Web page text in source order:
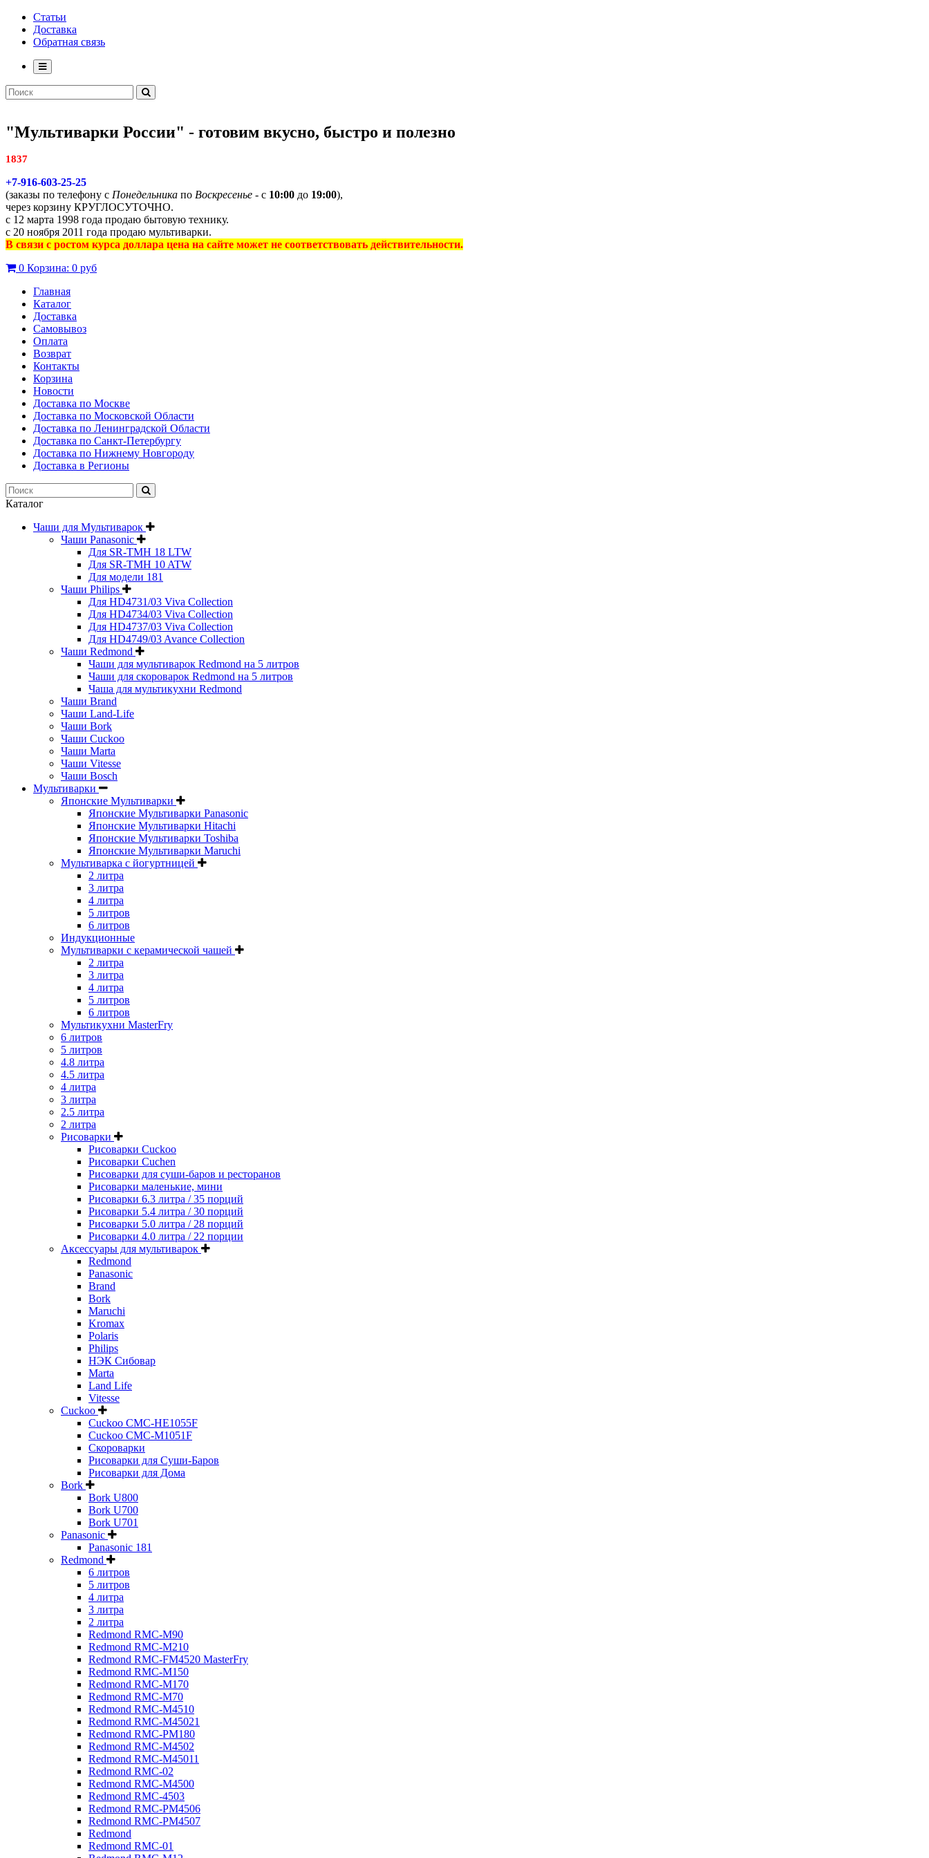
Статьи
Доставка
Обратная связь
"Мультиварки России" - готовим вкусно, быстро и полезно
1837
+7-916-603-25-25
(заказы по телефону с Понедельника по Воскресенье - с 10:00 до 19:00),
через корзину КРУГЛОСУТОЧНО.
с 12 марта 1998 года продаю бытовую технику.
с 20 ноября 2011 года продаю мультиварки.
В связи с ростом курса доллара цена на сайте может не соответствовать действительности.
0 Корзина: 0 руб
Главная
Каталог
Доставка
Самовывоз
Оплата
Возврат
Контакты
Корзина
Новости
Доставка по Москве
Доставка по Московской Области
Доставка по Ленинградской Области
Доставка по Санкт-Петербургу
Доставка по Нижнему Новгороду
Доставка в Регионы
Каталог
Чаши для Мультиварок
Чаши Panasonic
Для SR-TMH 18 LTW
Для SR-TMH 10 ATW
Для модели 181
Чаши Philips
Для HD4731/03 Viva Collection
Для HD4734/03 Viva Collection
Для HD4737/03 Viva Collection
Для HD4749/03 Avance Collection
Чаши Redmond
Чаши для мультиварок Redmond на 5 литров
Чаши для скороварок Redmond на 5 литров
Чаша для мультикухни Redmond
Чаши Brand
Чаши Land-Life
Чаши Bork
Чаши Cuckoo
Чаши Marta
Чаши Vitesse
Чаши Bosch
Мультиварки
Японские Мультиварки
Японские Мультиварки Panasonic
Японские Мультиварки Hitachi
Японские Мультиварки Toshiba
Японские Мультиварки Maruchi
Мультиварка с йогуртницей
2 литра
3 литра
4 литра
5 литров
6 литров
Индукционные
Мультиварки с керамической чашей
2 литра
3 литра
4 литра
5 литров
6 литров
Мультикухни MasterFry
6 литров
5 литров
4.8 литра
4.5 литра
4 литра
3 литра
2.5 литра
2 литра
Рисоварки
Рисоварки Cuckoo
Рисоварки Cuchen
Рисоварки для суши-баров и ресторанов
Рисоварки маленькие, мини
Рисоварки 6.3 литра / 35 порций
Рисоварки 5.4 литра / 30 порций
Рисоварки 5.0 литра / 28 порций
Рисоварки 4.0 литра / 22 порции
Аксессуары для мультиварок
Redmond
Panasonic
Brand
Bork
Maruchi
Kromax
Polaris
Philips
НЭК Сибовар
Marta
Land Life
Vitesse
Cuckoo
Cuckoo CMC-HE1055F
Cuckoo CMC-M1051F
Скороварки
Рисоварки для Суши-Баров
Рисоварки для Дома
Bork
Bork U800
Bork U700
Bork U701
Panasonic
Panasonic 181
Redmond
6 литров
5 литров
4 литра
3 литра
2 литра
Redmond RMC-M90
Redmond RMC-M210
Redmond RMC-FM4520 MasterFry
Redmond RMC-M150
Redmond RMC-M170
Redmond RMC-M70
Redmond RMC-M4510
Redmond RMC-M45021
Redmond RMC-PM180
Redmond RMC-M4502
Redmond RMC-M45011
Redmond RMC-02
Redmond RMC-M4500
Redmond RMC-4503
Redmond RMC-PM4506
Redmond RMC-PM4507
Redmond
Redmond RMC-01